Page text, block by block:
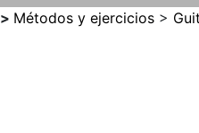
> Métodos y ejercicios >